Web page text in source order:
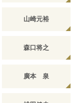
山崎元裕
森口将之
廣本 泉